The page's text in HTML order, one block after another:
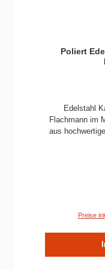
Poliert
Edelstahl
Flachmann im
aus
Preise